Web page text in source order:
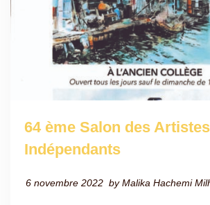
64 ème Salon des Artistes
Indépendants
6 novembre 2022 byMalika Hachemi